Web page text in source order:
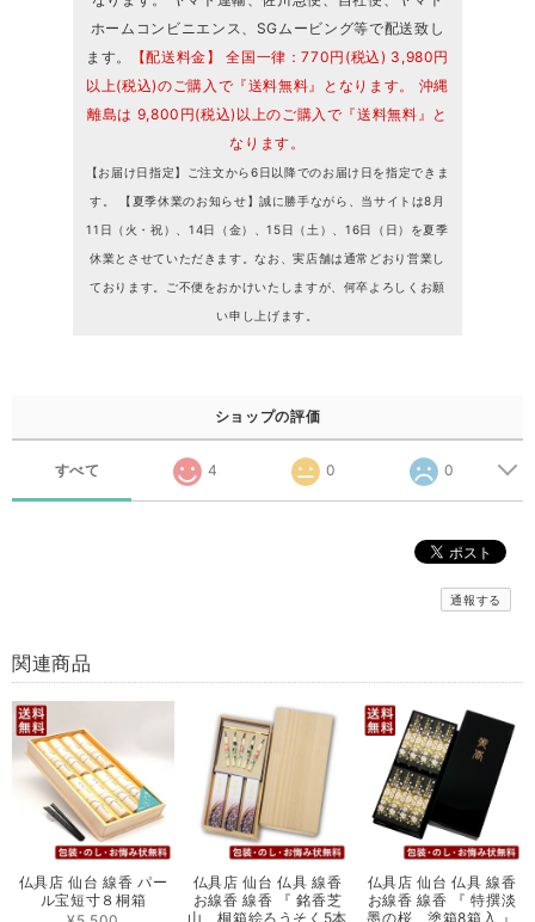
ホームコンビニエンス、SGムービング等で配送致し
ます。
【配送料金】 全国一律：770円(税込) 3,980円
以上(税込)のご購入で『送料無料』となります。 沖縄
離島は 9,800円(税込)以上のご購入で『送料無料』と
なります。
【お届け日指定】ご注文から6日以降でのお届け日を指定できま
す。 【夏季休業のお知らせ】誠に勝手ながら、当サイトは8月
11日（火・祝）、14日（金）、15日（土）、16日（日）を夏季
休業とさせていただきます。なお、実店舗は通常どおり営業し
ております。ご不便をおかけいたしますが、何卒よろしくお願
い申し上げます。
ショップの評価
すべて 4 0 0
通報する
関連商品
仏具店 仙台 線香 パー
ル宝短寸８桐箱
仏具店 仙台 仏具 線香
お線香 線香 『 銘香芝
山 桐箱絵ろうそく5本
仏具店 仙台 仏具 線香
お線香 線香 『 特撰淡
墨の桜 塗箱8箱入 』